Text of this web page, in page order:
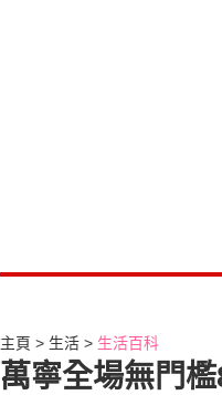
主頁 生活 生活百科
萬寧全場無門